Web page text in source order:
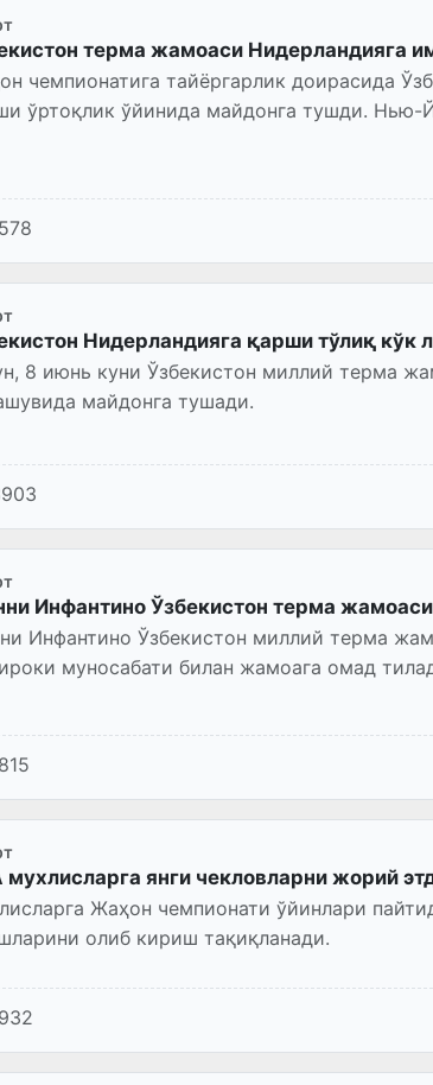
терма жамоаси Нидерландияга
чемпионатига тайёргарлик доирасида
ўртоқлик ўйинида майдонга тушди. Нью-
Нидерландияга қарши тўлиқ кўк
8 июнь куни Ўзбекистон миллий терма
майдонга тушади.
Инфантино Ўзбекистон терма
Инфантино Ўзбекистон миллий терма
муносабати билан жамоага омад
мухлисларга янги чекловларни жорий
Жаҳон чемпионати ўйинлари
олиб кириш тақиқланади.